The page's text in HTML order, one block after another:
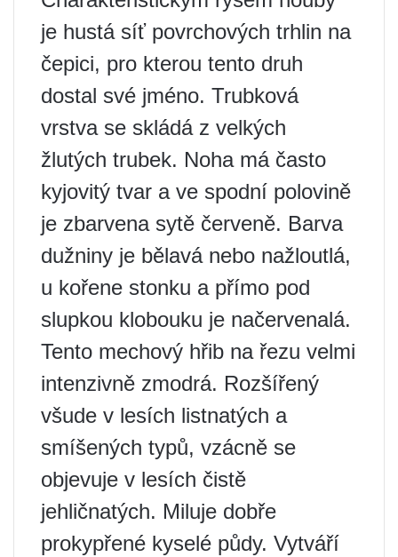
je hustá síť povrchových trhlin na
čepici, pro kterou tento druh
dostal své jméno. Trubková
vrstva se skládá z velkých
žlutých trubek. Noha má často
kyjovitý tvar a ve spodní polovině
je zbarvena sytě červeně. Barva
dužniny je bělavá nebo nažloutlá,
u kořene stonku a přímo pod
slupkou klobouku je načervenalá.
Tento mechový hřib na řezu velmi
intenzivně zmodrá. Rozšířený
všude v lesích listnatých a
smíšených typů, vzácně se
objevuje v lesích čistě
jehličnatých. Miluje dobře
prokypřené kyselé půdy. Vytváří